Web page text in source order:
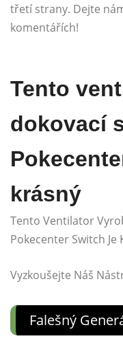
třetí strany. Dejte
komentářích!
Tento
dokovací
krásný
Tento Ventilator
Pokecenter Switch Je
Vyzkoušejte Náš
Falešný